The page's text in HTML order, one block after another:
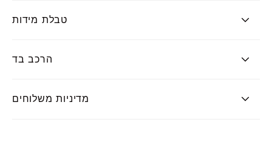
טבלת מידות
הרכב בד
מדיניות משלוחים